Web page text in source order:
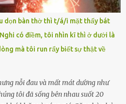
học sinh Chu Ngọc Quang Vinh đã
của bản thân trên mạng xã hội
đã chủ động gỡ bài viết và đăng bài
nhân. Chu Ngọc Quang Vinh làm việc
vị cung...
dọn bàn thờ thì t/á/i mặt thấy bát
có điềm, tôi nhìn kĩ thì ở dưới là
mà tôi run rẩy biết sự thật về
nỗi đau và mất mát dường như
tôi đã sống bên nhau suốt 20